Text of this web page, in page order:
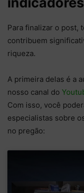
Para finalizar o post,
contribuem
riqueza.
A primeira delas é a
nosso canal do
Com isso, você
especialistas sobre
no pregão: